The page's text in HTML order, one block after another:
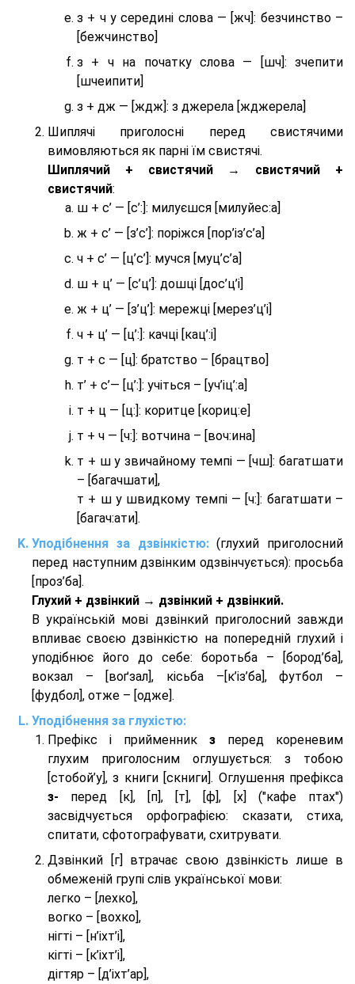
з + ч у середині слова — [жч]: безчинство –
[бежчинство]
з + ч на початку слова — [шч]: зчепити
[шчеипити]
з + дж — [ждж]: з джерела [жджерела]
Шиплячі приголосні перед свистячими
вимовляються як парні їм свистячі.
Шиплячий + свистячий → свистячий +
свистячий:
ш + с’ — [с’:]: милуєшся [милуйес:а]
ж + с’ — [з’с’]: поріжся [пор’із’с’а]
ч + с’ — [ц’с’]: мучся [муц’с’а]
ш + ц’ — [с’ц’]: дошці [дос’ц’і]
ж + ц’ — [з’ц’]: мережці [мерез’ц’і]
ч + ц’ — [ц’:]: качці [кац’:і]
т + с — [ц]: братство – [брaцтво]
т’ + с’— [ц’:]: учіться – [уч’іц’:a]
т + ц — [ц:]: коритце [кориц:е]
т + ч — [ч:]: вотчина – [вoч:ина]
т + ш у звичайному темпі — [чш]: багатшати
– [багачшати],
т + ш у швидкому темпі — [ч:]: багатшати –
[багач:ати].
Уподібнення за дзвінкістю:(глухий приголосний
перед наступним дзвінким одзвінчується): просьба
[проз’ба].
Глухий + дзвінкий → дзвінкий + дзвінкий.
В українській мові дзвінкий приголосний завжди
впливає своєю дзвінкістю на попередній глухий і
уподібнює його до себе: боротьба – [бород’ба],
вокзал – [воґзал], кісьба –[к’із’ба], футбол –
[фудбол], отже – [одже].
Уподібнення за глухістю:
Префікс і прийменник з перед кореневим
глухим приголосним оглушується: з тобою
[стобой’у], з книги [скниги]. Оглушення префікса
з- перед [к], [п], [т], [ф], [х] ("кафе птах")
засвідчується орфографією: сказати, стиха,
спитати, сфотографувати, схитрувати.
Дзвінкий [г] втрачає свою дзвінкість лише в
обмеженій групі слів української мови:
легко – [лехко],
вогко – [вохко],
нігті – [н’іхт’і],
кігті – [к’іхт’і],
дігтяр – [д’іхт’ар],